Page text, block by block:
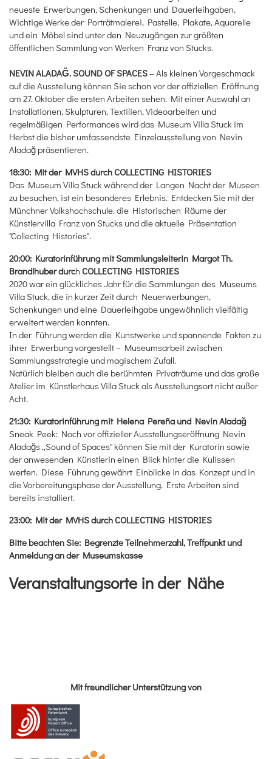
neueste Erwerbungen, Schenkungen und Dauerleihgaben.
Wichtige Werke der Porträtmalerei, Pastelle, Plakate, Aquarelle
und ein Möbel sind unter den Neuzugängen zur größten
öffentlichen Sammlung von Werken Franz von Stucks.
NEVIN ALADAĞ. SOUND OF SPACES– Als kleinen Vorgeschmack
auf die Ausstellung können Sie schon vor der offiziellen Eröffnung
am 27. Oktober die ersten Arbeiten sehen. Mit einer Auswahl an
Installationen, Skulpturen, Textilien, Videoarbeiten und
regelmäßigen Performances wird das Museum Villa Stuck im
Herbst die bisher umfassendste Einzelausstellung von Nevin
Aladağ präsentieren.
18:30: Mit der MVHS durch COLLECTING HISTORIES
Das Museum Villa Stuck während der Langen Nacht der Museen
zu besuchen, ist ein besonderes Erlebnis. Entdecken Sie mit der
Münchner Volkshochschule. die Historischen Räume der
Künstlervilla Franz von Stucks und die aktuelle Präsentation
"Collecting Histories".
20:00: Kuratorinführung mit Sammlungsleiterin Margot Th.
Brandlhuber durch COLLECTING HISTORIES
2020 war ein glückliches Jahr für die Sammlungen des Museums
Villa Stuck, die in kurzer Zeit durch Neuerwerbungen,
Schenkungen und eine Dauerleihgabe ungewöhnlich vielfältig
erweitert werden konnten.
In der Führung werden die Kunstwerke und spannende Fakten zu
ihrer Erwerbung vorgestellt – Museumsarbeit zwischen
Sammlungsstrategie und magischem Zufall.
Natürlich bleiben auch die berühmten Privaträume und das große
Atelier im Künstlerhaus Villa Stuck als Ausstellungsort nicht außer
Acht.
21:30: Kuratorinführung mit Helena Pereña und Nevin Aladağ
Sneak Peek: Noch vor offizieller Ausstellungseröffnung Nevin
Aladağs „Sound of Spaces" können Sie mit der Kuratorin sowie
der anwesenden Künstlerin einen Blick hinter die Kulissen
werfen. Diese Führung gewährt Einblicke in das Konzept und in
die Vorbereitungsphase der Ausstellung. Erste Arbeiten sind
bereits installiert.
23:00: Mit der MVHS durch COLLECTING HISTORIES
Bitte beachten Sie: Begrenzte Teilnehmerzahl, Treffpunkt und
Anmeldung an der Museumskasse
Veranstaltungsorte in der Nähe
Mit freundlicher Unterstützung von